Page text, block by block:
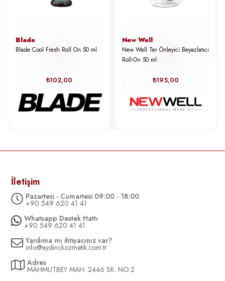
Blade
Blade Cool Fresh Roll On 50 ml
₺102,00
New Well
New Well Ter Önleyici Beyazlatıcı
Roll-On 50 ml
₺195,00
İletişim
Pazartesi - Cumartesi 09:00 - 18:00
+90 549 620 41 41
Whatsapp Destek Hattı
+90 549 620 41 41
Yardıma mı ihtiyacınız var?
info@aydinckozmetik.com.tr
Adres
MAHMUTBEY MAH. 2446 SK. NO:2